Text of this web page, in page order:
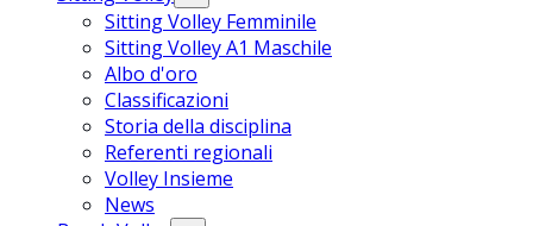
Sitting Volley Femminile
Sitting Volley A1 Maschile
Albo d'oro
Classificazioni
Storia della disciplina
Referenti regionali
Volley Insieme
News